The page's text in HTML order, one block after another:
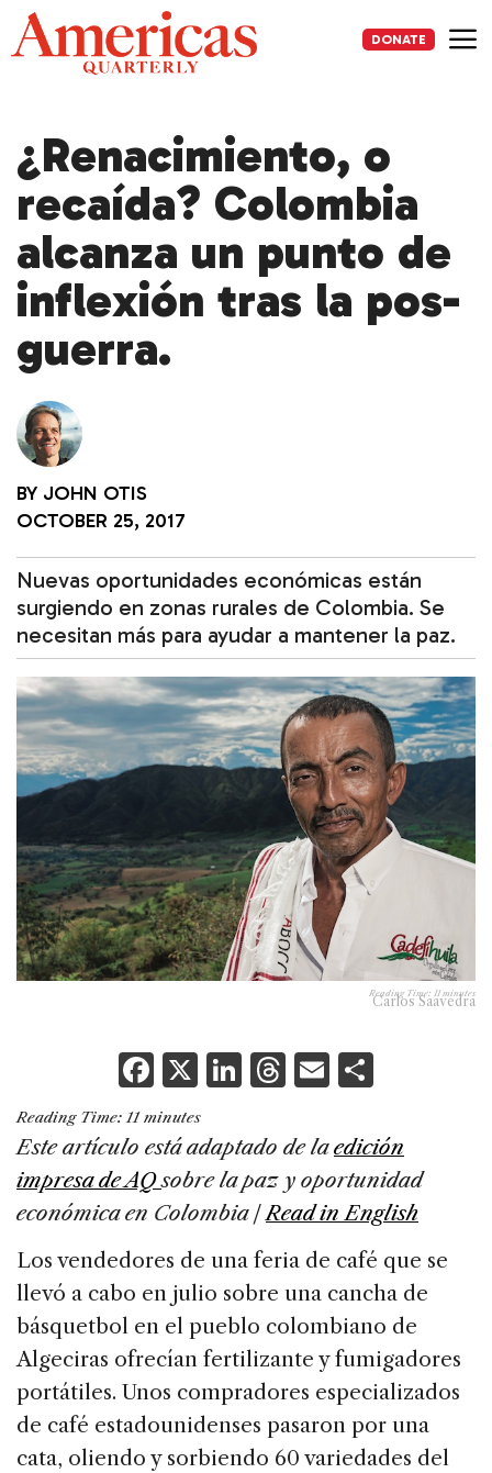
Skip
to
content
DONATE
¿Renacimiento, o
recaída? Colombia
alcanza un punto de
inflexión tras la pos-
guerra.
BY JOHN OTIS
OCTOBER 25, 2017
Nuevas oportunidades económicas están
surgiendo en zonas rurales de Colombia. Se
necesitan más para ayudar a mantener la paz.
Reading Time: 11 minutes
Carlos Saavedra
F
a
c
e
b
o
o
k
X Li
k
e
dI
n
T
re
a
d
s
E
ai
l
ar
e
Reading Time:11 minutes
Este artículo está adaptado de laedición
impresa de AQsobre la paz y oportunidad
económica en Colombia |Read in English
Los vendedores de una feria de café que se
llevó a cabo en julio sobre una cancha de
básquetbol en el pueblo colombiano de
Algeciras ofrecían fertilizante y fumigadores
portátiles. Unos compradores especializados
de café estadounidenses pasaron por una
cata, oliendo y sorbiendo 60 variedades del